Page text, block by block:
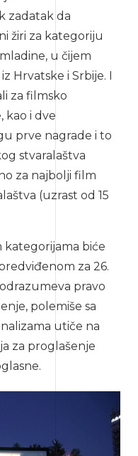
zadatak da
žiri za kategoriju
u čijem
Hrvatske i Srbije. I
za filmsko
kao i dve
prve nagrade i to
stvaralaštva
za najbolji film
(uzrast od 15
kategorijama biće
za 26.
pravo
polemiše sa
utiče na
za proglašenje